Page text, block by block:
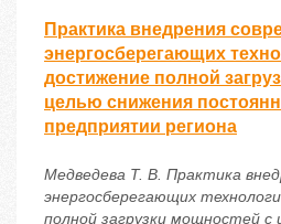
Практика внедрения
энергосберегающих
достижение полной
целью снижения
предприятии региона
Медведева Т. В. Практика
энергосберегающих
полной загрузки мощностей с